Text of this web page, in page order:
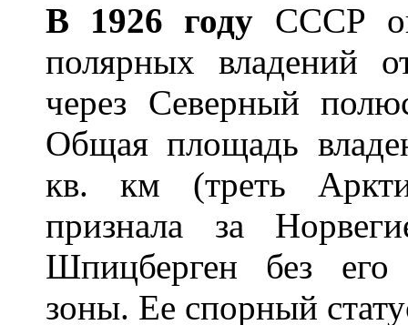
В 1926 году СССР
полярных владений
через Северный
Общая площадь
кв. км (треть
признала за
Шпицберген без его
зоны. Ее спорный